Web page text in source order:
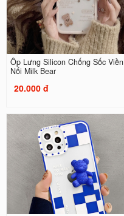
Ốp Lưng Silicon Chống Sốc Viền
Nổi Milk Bear
20.000 đ